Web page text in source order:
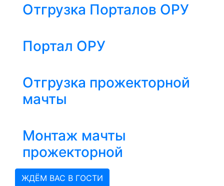
Отгрузка Порталов ОРУ
Портал ОРУ
Отгрузка прожекторной
мачты
Монтаж мачты
прожекторной
ЖДЁМ ВАС В ГОСТИ